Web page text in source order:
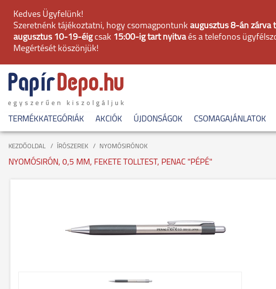
Kedves Ügyfelünk!
Szeretnénk tájékoztatni, hogy csomagpontunk augusztus 8-án zárva
augusztus 10-19-éig csak 15:00-ig tart nyitvaés a telefonos
Megértését köszönjük!
TERMÉKKATEGÓRIÁK AKCIÓK ÚJDONSÁGOK CSOMAGAJÁNLATOK
KEZDŐOLDAL ÍRÓSZEREK NYOMÓSIRÓNOK
NYOMÓSIRÓN, 0,5 MM, FEKETE TOLLTEST, PENAC "PÉPÉ"